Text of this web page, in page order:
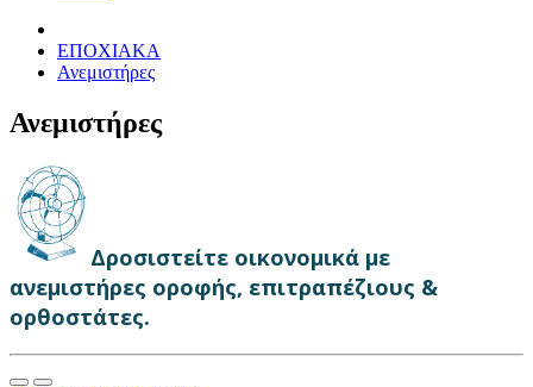
ΕΠΟΧΙΑΚΑ
Ανεμιστήρες
Ανεμιστήρες
Δροσιστείτε οικονομικά με
ανεμιστήρες οροφής, επιτραπέζιους &
ορθοστάτες.